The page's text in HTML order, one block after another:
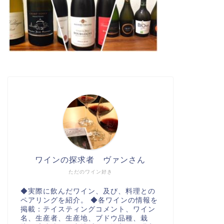
ただのワイン好き
ワインの探求者 ヴァンさん
◆実際に飲んだワイン、及び、料理との
ペアリングを紹介。 ◆各ワインの情報を
掲載：テイスティングコメント、ワイン
名、生産者、生産地、ブドウ品種、栽